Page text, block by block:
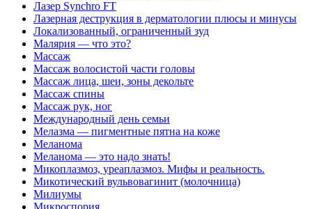
Лазер Synchro FT
Лазерная деструкция в дерматологии плюсы и минусы
Локализованный, ограниченный зуд
Малярия — что это?
Массаж
Массаж волосистой части головы
Массаж лица, шеи, зоны декольте
Массаж спины
Массаж рук, ног
Международный день семьи
Мелазма — пигментные пятна на коже
Меланома
Меланома — это надо знать!
Микоплазмоз, уреаплазмоз. Мифы и реальность.
Микотический вульвовагинит (молочница)
Милиумы